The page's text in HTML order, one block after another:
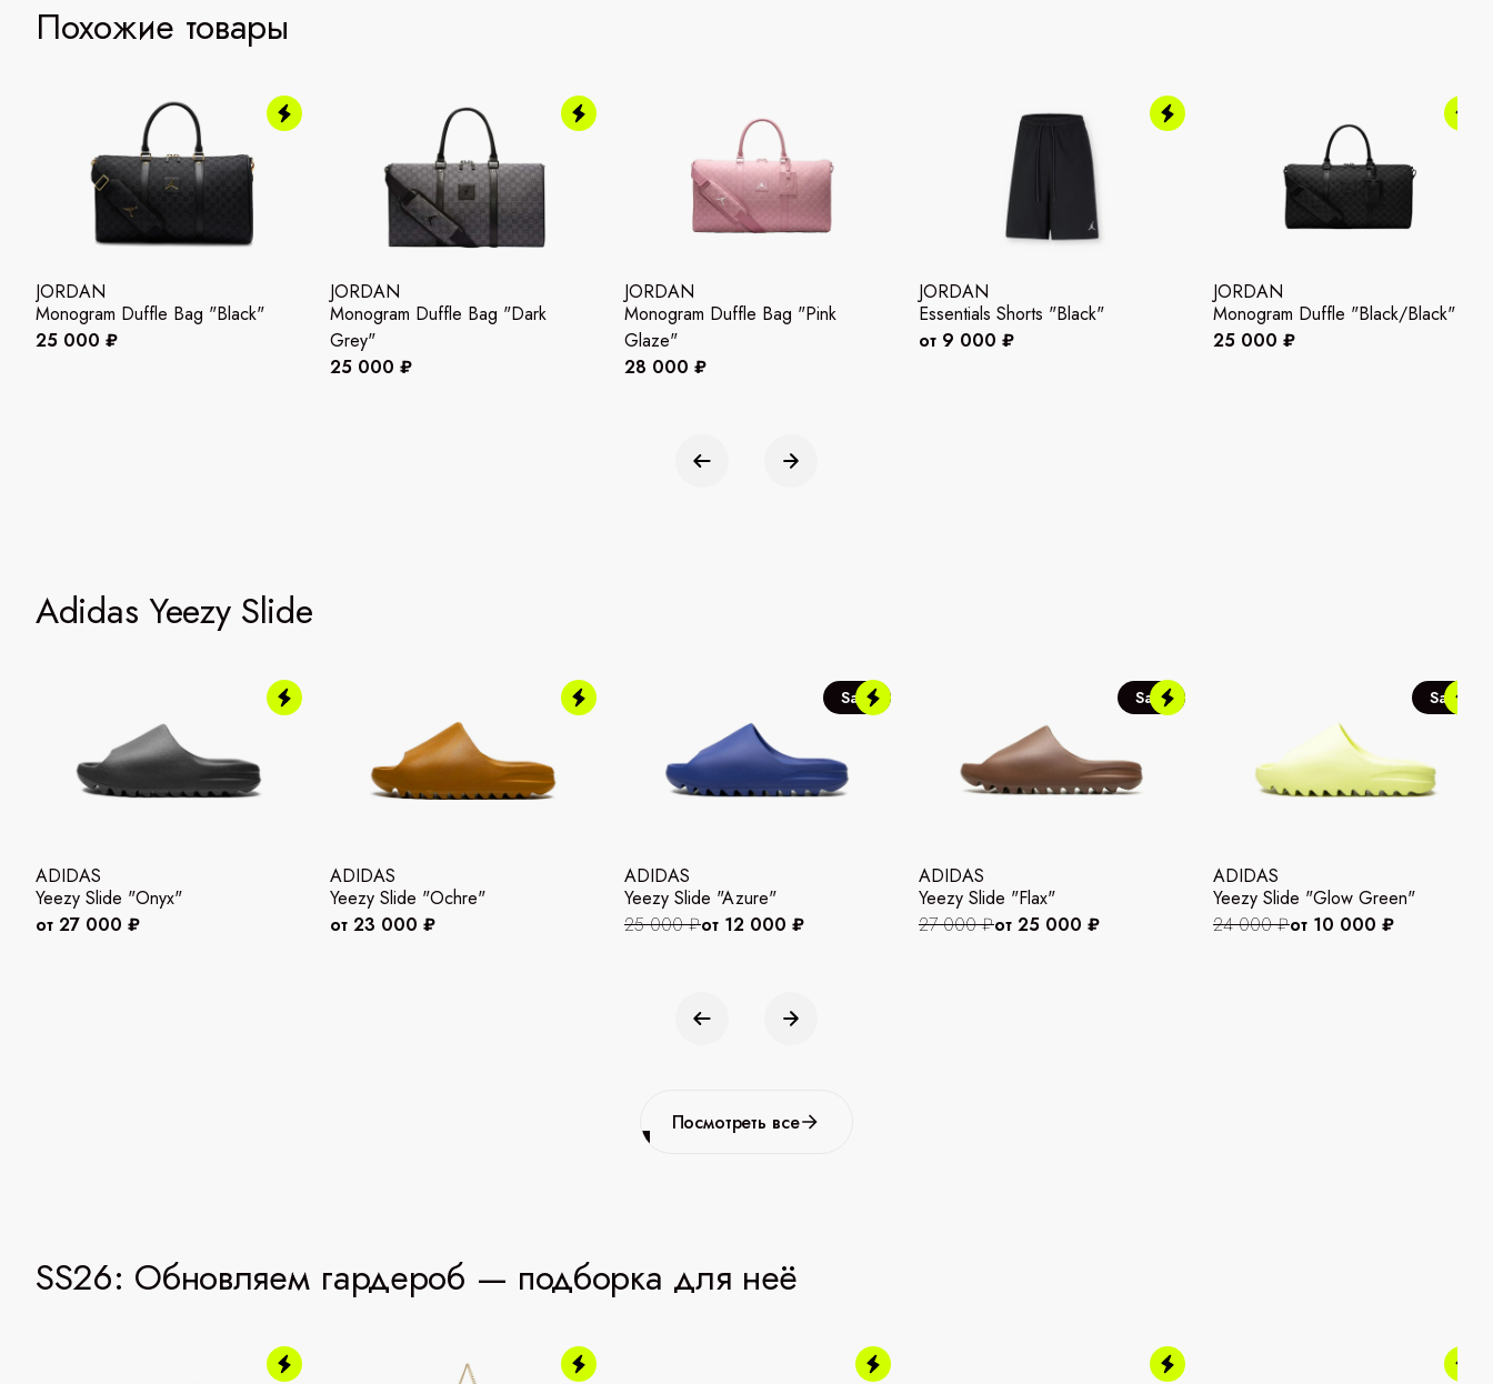
Похожие товары
JORDAN
Monogram Duffle Bag "Black"
25 000 ₽
JORDAN
Monogram Duffle Bag "Dark
Grey"
25 000 ₽
JORDAN
Monogram Duffle Bag "Pink
Glaze"
28 000 ₽
JORDAN
Essentials Shorts "Black"
от 9 000 ₽
JORDAN
Monogram Duffle "Black/Black"
25 000 ₽
Adidas Yeezy Slide
ADIDAS
Yeezy Slide "Onyx"
от 27 000 ₽
ADIDAS
Yeezy Slide "Ochre"
от 23 000 ₽
Sale
ADIDAS
Yeezy Slide "Azure"
25 000 ₽от 12 000 ₽
Sale
ADIDAS
Yeezy Slide "Flax"
27 000 ₽от 25 000 ₽
Sale
ADIDAS
Yeezy Slide "Glow Green"
24 000 ₽от 10 000 ₽
Посмотреть все
SS26: Обновляем гардероб — подборка для неё